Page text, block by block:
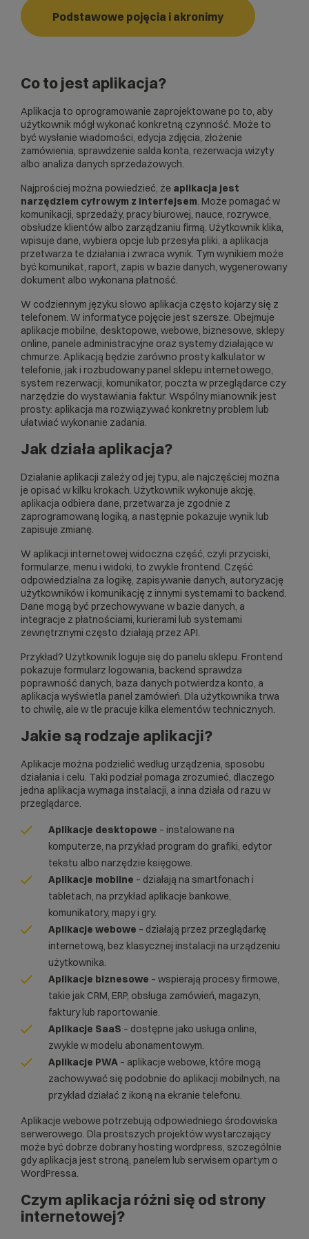
Podstawowe pojęcia i akronimy
Co to jest aplikacja?
Aplikacja to oprogramowanie zaprojektowane po to, aby
użytkownik mógł wykonać konkretną czynność. Może to
być wysłanie wiadomości, edycja zdjęcia, złożenie
zamówienia, sprawdzenie salda konta, rezerwacja wizyty
albo analiza danych sprzedażowych.
Najprościej można powiedzieć, że aplikacja jest
narzędziem cyfrowym z interfejsem. Może pomagać w
komunikacji, sprzedaży, pracy biurowej, nauce, rozrywce,
obsłudze klientów albo zarządzaniu firmą. Użytkownik klika,
wpisuje dane, wybiera opcje lub przesyła pliki, a aplikacja
przetwarza te działania i zwraca wynik. Tym wynikiem może
być komunikat, raport, zapis w bazie danych, wygenerowany
dokument albo wykonana płatność.
W codziennym języku słowo aplikacja często kojarzy się z
telefonem. W informatyce pojęcie jest szersze. Obejmuje
aplikacje mobilne, desktopowe, webowe, biznesowe, sklepy
online, panele administracyjne oraz systemy działające w
chmurze. Aplikacją będzie zarówno prosty kalkulator w
telefonie, jak i rozbudowany panel sklepu internetowego,
system rezerwacji, komunikator, poczta w przeglądarce czy
narzędzie do wystawiania faktur. Wspólny mianownik jest
prosty: aplikacja ma rozwiązywać konkretny problem lub
ułatwiać wykonanie zadania.
Jak działa aplikacja?
Działanie aplikacji zależy od jej typu, ale najczęściej można
je opisać w kilku krokach. Użytkownik wykonuje akcję,
aplikacja odbiera dane, przetwarza je zgodnie z
zaprogramowaną logiką, a następnie pokazuje wynik lub
zapisuje zmianę.
W aplikacji internetowej widoczna część, czyli przyciski,
formularze, menu i widoki, to zwykle frontend. Część
odpowiedzialna za logikę, zapisywanie danych, autoryzację
użytkowników i komunikację z innymi systemami to backend.
Dane mogą być przechowywane w bazie danych, a
integracje z płatnościami, kurierami lub systemami
zewnętrznymi często działają przez API.
Przykład? Użytkownik loguje się do panelu sklepu. Frontend
pokazuje formularz logowania, backend sprawdza
poprawność danych, baza danych potwierdza konto, a
aplikacja wyświetla panel zamówień. Dla użytkownika trwa
to chwilę, ale w tle pracuje kilka elementów technicznych.
Jakie są rodzaje aplikacji?
Aplikacje można podzielić według urządzenia, sposobu
działania i celu. Taki podział pomaga zrozumieć, dlaczego
jedna aplikacja wymaga instalacji, a inna działa od razu w
przeglądarce.
Aplikacje desktopowe – instalowane na
komputerze, na przykład program do grafiki, edytor
tekstu albo narzędzie księgowe.
Aplikacje mobilne – działają na smartfonach i
tabletach, na przykład aplikacje bankowe,
komunikatory, mapy i gry.
Aplikacje webowe – działają przez przeglądarkę
internetową, bez klasycznej instalacji na urządzeniu
użytkownika.
Aplikacje biznesowe – wspierają procesy firmowe,
takie jak CRM, ERP, obsługa zamówień, magazyn,
faktury lub raportowanie.
Aplikacje SaaS – dostępne jako usługa online,
zwykle w modelu abonamentowym.
Aplikacje PWA – aplikacje webowe, które mogą
zachowywać się podobnie do aplikacji mobilnych, na
przykład działać z ikoną na ekranie telefonu.
Aplikacje webowe potrzebują odpowiedniego środowiska
serwerowego. Dla prostszych projektów wystarczający
może być dobrze dobranyhosting wordpress, szczególnie
gdy aplikacja jest stroną, panelem lub serwisem opartym o
WordPressa.
Czym aplikacja różni się od strony
internetowej?